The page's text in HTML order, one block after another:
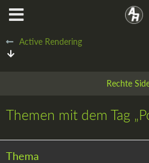
Active Rendering
Themen mit dem Tag
Thema